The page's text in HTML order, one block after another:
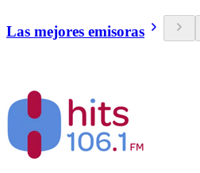
Las mejores emisoras